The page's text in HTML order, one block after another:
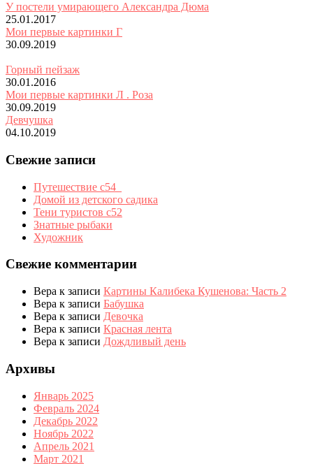
У постели умирающего Александра Дюма
25.01.2017
Мои первые картинки Г
30.09.2019
Горный пейзаж
30.01.2016
Мои первые картинки Л . Роза
30.09.2019
Девчушка
04.10.2019
Свежие записи
Путешествие с54_
Домой из детского садика
Тени туристов с52
Знатные рыбаки
Художник
Свежие комментарии
Вера к записи Картины Калибека Кушенова: Часть 2
Вера к записи Бабушка
Вера к записи Девочка
Вера к записи Красная лента
Вера к записи Дождливый день
Архивы
Январь 2025
Февраль 2024
Декабрь 2022
Ноябрь 2022
Апрель 2021
Март 2021